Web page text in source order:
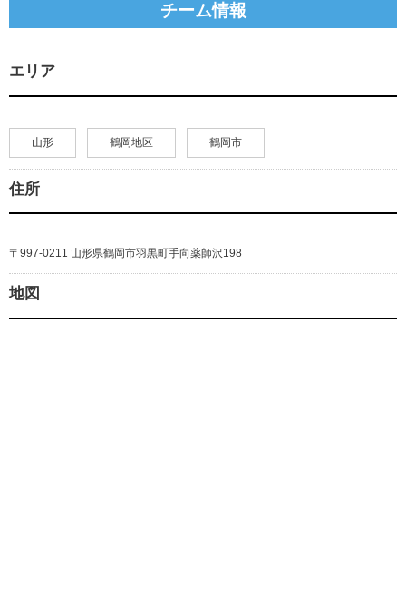
チーム情報
エリア
山形 鶴岡地区 鶴岡市
住所
〒997-0211 山形県鶴岡市羽黒町手向薬師沢198
地図